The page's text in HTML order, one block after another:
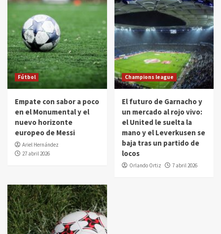
Fútbol
Empate con sabor a poco
en el Monumental y el
nuevo horizonte
europeo de Messi
Ariel Hernández
27 abril 2026
Champions league
El futuro de Garnacho y
un mercado al rojo vivo:
el United le suelta la
mano y el Leverkusen se
baja tras un partido de
locos
Orlando Ortiz 7 abril 2026